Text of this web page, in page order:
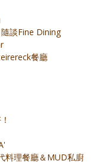
談Fine Dining
餐廳
料理餐廳＆MUD私廚